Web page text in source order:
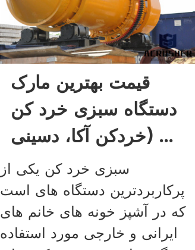
قیمت بهترین مارک
دستگاه سبزی خرد کن
(خردکن آکا، دسینی ...
سبزی خرد کن یکی از
پرکاربردترین دستگاه های است
که در آشپز خونه های خانم های
ایرانی و خارجی مورد استفاده